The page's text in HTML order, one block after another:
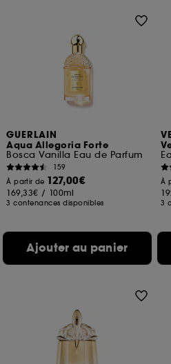
GUERLAIN
Aqua Allegoria Forte
Bosca Vanilla Eau de Parfum
159
À partir de 127,00€
169,33€ / 100ml
3 contenances disponibles
Ajouter au panier
À
3